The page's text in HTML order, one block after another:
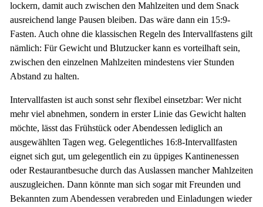
lockern, damit auch zwischen den Mahlzeiten und dem Snack
ausreichend lange Pausen bleiben. Das wäre dann ein 15:9-
Fasten. Auch ohne die klassischen Regeln des Intervallfastens gilt
nämlich: Für Gewicht und Blutzucker kann es vorteilhaft sein,
zwischen den einzelnen Mahlzeiten mindestens vier Stunden
Abstand zu halten.
Intervallfasten ist auch sonst sehr flexibel einsetzbar: Wer nicht
mehr viel abnehmen, sondern in erster Linie das Gewicht halten
möchte, lässt das Frühstück oder Abendessen lediglich an
ausgewählten Tagen weg. Gelegentliches 16:8-Intervallfasten
eignet sich gut, um gelegentlich ein zu üppiges Kantinenessen
oder Restaurantbesuche durch das Auslassen mancher Mahlzeiten
auszugleichen. Dann könnte man sich sogar mit Freunden und
Bekannten zum Abendessen verabreden und Einladungen wieder